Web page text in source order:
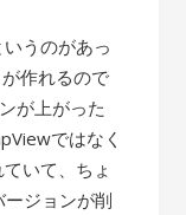
うのがあっ
作れるので
が上がった
ではなく
いて、ちょ
ジョンが削